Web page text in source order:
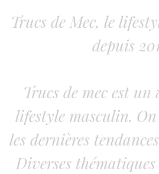
Trucs de Mec, le
depuis
Trucs de mec est
lifestyle masculin.
les dernières
Diverses